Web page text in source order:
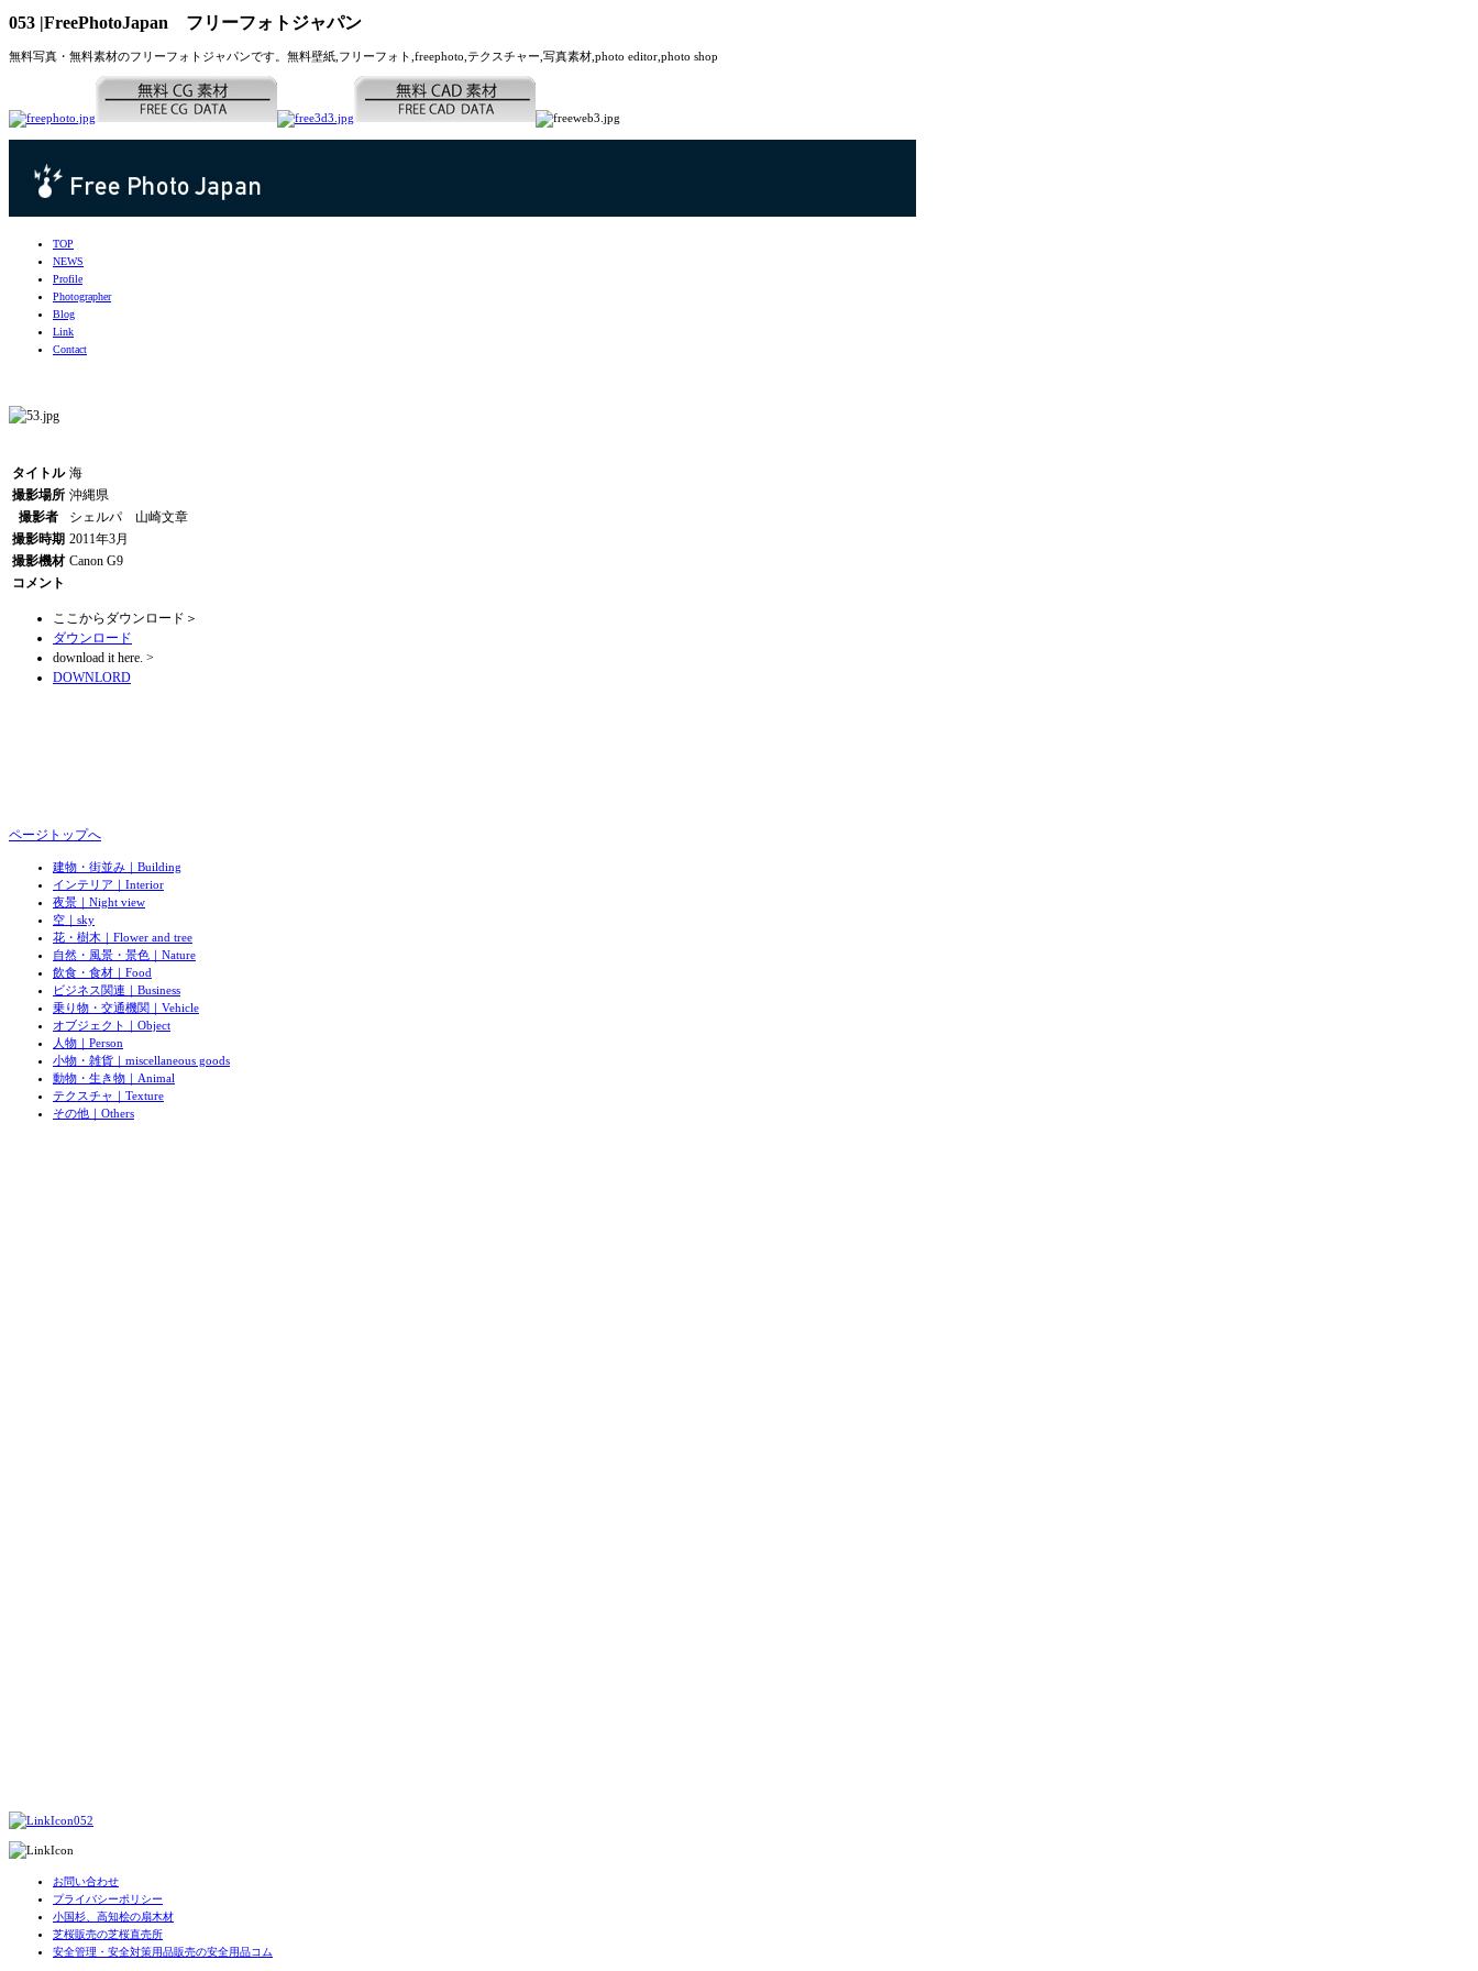
053 |FreePhotoJapan フリーフォトジャパン
無料写真・無料素材のフリーフォトジャパンです。無料壁紙,フリーフォト,freephoto,テクスチャー,写真素材,photo editor,photo shop
TOP
NEWS
Profile
Photographer
Blog
Link
Contact
タイトル 海
撮影場所 沖縄県
撮影者
シェルパ 山崎文章
撮影時期 2011年3月
撮影機材 Canon G9
コメント
ここからダウンロード＞
ダウンロード
download it here. >
DOWNLORD
ページトップへ
建物・街並み｜Building
インテリア｜Interior
夜景｜Night view
空｜sky
花・樹木｜Flower and tree
自然・風景・景色｜Nature
飲食・食材｜Food
ビジネス関連｜Business
乗り物・交通機関｜Vehicle
オブジェクト｜Object
人物｜Person
小物・雑貨｜miscellaneous goods
動物・生き物｜Animal
テクスチャ｜Texture
その他｜Others
052
お問い合わせ
プライバシーポリシー
小国杉、高知桧の扇木材
芝桜販売の芝桜直売所
安全管理・安全対策用品販売の安全用品コム